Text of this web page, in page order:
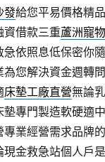
發給您平易價格精
資借款三重蘆洲寵
急依照息低保密你
為您解決資金週轉
床墊工廠直營無論
墊專門製造軟硬適
專業經營需求品牌
現金救急站個人戶